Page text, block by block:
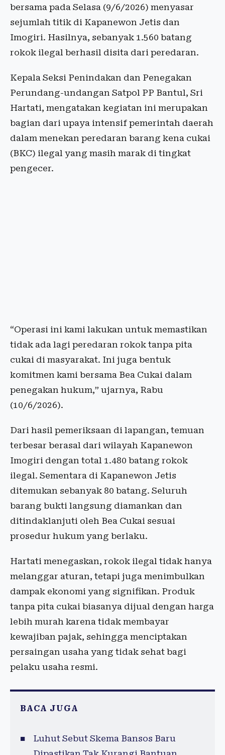
bersama pada Selasa (9/6/2026) menyasar
sejumlah titik di Kapanewon Jetis dan
Imogiri. Hasilnya, sebanyak 1.560 batang
rokok ilegal berhasil disita dari peredaran.
Kepala Seksi Penindakan dan Penegakan
Perundang-undangan Satpol PP Bantul, Sri
Hartati, mengatakan kegiatan ini merupakan
bagian dari upaya intensif pemerintah daerah
dalam menekan peredaran barang kena cukai
(BKC) ilegal yang masih marak di tingkat
pengecer.
“Operasi ini kami lakukan untuk memastikan
tidak ada lagi peredaran rokok tanpa pita
cukai di masyarakat. Ini juga bentuk
komitmen kami bersama Bea Cukai dalam
penegakan hukum,” ujarnya, Rabu
(10/6/2026).
Dari hasil pemeriksaan di lapangan, temuan
terbesar berasal dari wilayah Kapanewon
Imogiri dengan total 1.480 batang rokok
ilegal. Sementara di Kapanewon Jetis
ditemukan sebanyak 80 batang. Seluruh
barang bukti langsung diamankan dan
ditindaklanjuti oleh Bea Cukai sesuai
prosedur hukum yang berlaku.
Hartati menegaskan, rokok ilegal tidak hanya
melanggar aturan, tetapi juga menimbulkan
dampak ekonomi yang signifikan. Produk
tanpa pita cukai biasanya dijual dengan harga
lebih murah karena tidak membayar
kewajiban pajak, sehingga menciptakan
persaingan usaha yang tidak sehat bagi
pelaku usaha resmi.
BACA JUGA
Luhut Sebut Skema Bansos Baru